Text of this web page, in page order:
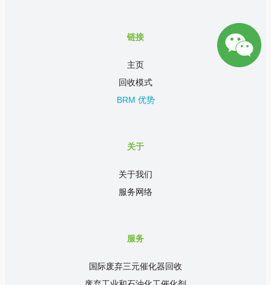
链接
主页
回收模式
BRM 优势
关于
关于我们
服务网络
服务
国际废弃三元催化器回收